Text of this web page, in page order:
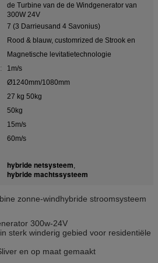
de Turbine van de de Windgenerator van
300W 24V
7 (3 Darrieusand 4 Savonius)
Rood & blauw, customrized de Strook en
Magnetische levitatietechnologie
1m/s
Ø1240mm/1080mm
27 kg 50kg
50kg
15m/s
60m/s
hybride netsysteem,
hybride machtssysteem
zonne-windhybride stroomsysteem
300w-24V
sterk winderig gebied voor residentiële
en op maat gemaakt